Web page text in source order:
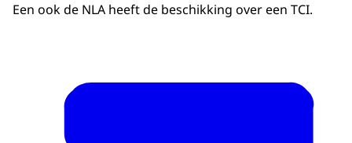
Een ook de NLA heeft de beschikking over een TCI.